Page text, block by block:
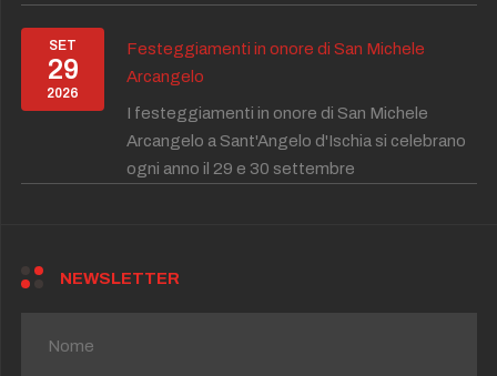
SET
29
2026
Festeggiamenti in onore di San Michele
Arcangelo
I festeggiamenti in onore di San Michele
Arcangelo a Sant'Angelo d'Ischia si celebrano
ogni anno il 29 e 30 settembre
NEWSLETTER